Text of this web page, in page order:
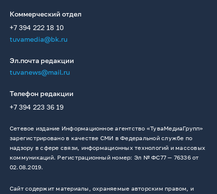
Коммерческий отдел
+7 394 222 18 10
tuvamedia@bk.ru
Эл.почта редакции
tuvanews@mail.ru
Телефон редакции
+7 394 223 36 19
Сетевое издание Информационное агентство «ТуваМедиаГрупп»
зарегистрировано в качестве СМИ в Федеральной службе по
надзору в сфере связи, информационных технологий и массовых
коммуникаций. Регистрационный номер: Эл № ФС77 — 76336 от
02.08.2019.
Сайт содержит материалы, охраняемые авторским правом, и